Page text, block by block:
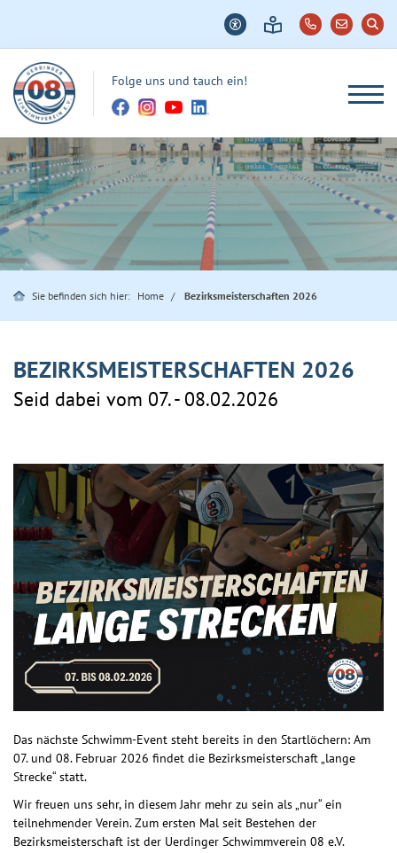
Folge uns und tauch ein!
Sie befinden sich hier: Home Bezirksmeisterschaften 2026
BEZIRKSMEISTERSCHAFTEN 2026
Seid dabei vom 07. - 08.02.2026
Das nächste Schwimm-Event steht bereits in den Startlöchern: Am
07. und 08. Februar 2026 findet die Bezirksmeisterschaft „lange
Strecke“ statt.
Wir freuen uns sehr, in diesem Jahr mehr zu sein als „nur“ ein
teilnehmender Verein. Zum ersten Mal seit Bestehen der
Bezirksmeisterschaft ist der Uerdinger Schwimmverein 08 e.V.